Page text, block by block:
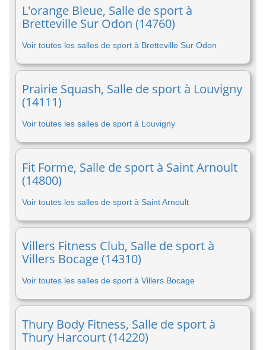
L'orange Bleue, Salle de sport à
Bretteville Sur Odon (14760)
Voir toutes les salles de sport à Bretteville Sur Odon
Prairie Squash, Salle de sport à Louvigny
(14111)
Voir toutes les salles de sport à Louvigny
Fit Forme, Salle de sport à Saint Arnoult
(14800)
Voir toutes les salles de sport à Saint Arnoult
Villers Fitness Club, Salle de sport à
Villers Bocage (14310)
Voir toutes les salles de sport à Villers Bocage
Thury Body Fitness, Salle de sport à
Thury Harcourt (14220)